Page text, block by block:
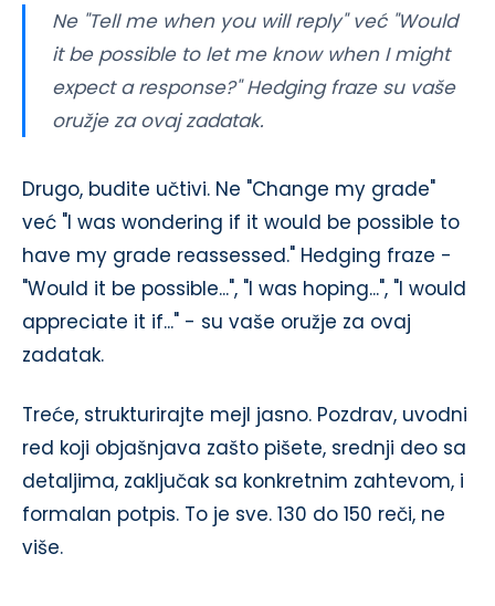
Ne "Tell me when you will reply" već "Would
it be possible to let me know when I might
expect a response?" Hedging fraze su vaše
oružje za ovaj zadatak.
Drugo, budite učtivi. Ne "Change my grade"
već "I was wondering if it would be possible to
have my grade reassessed." Hedging fraze -
"Would it be possible...", "I was hoping...", "I would
appreciate it if..." - su vaše oružje za ovaj
zadatak.
Treće, strukturirajte mejl jasno. Pozdrav, uvodni
red koji objašnjava zašto pišete, srednji deo sa
detaljima, zaključak sa konkretnim zahtevom, i
formalan potpis. To je sve. 130 do 150 reči, ne
više.